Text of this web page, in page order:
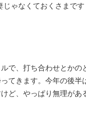
ゃなくておくさまで
で、打ち合わせとか
てきます。今年の後
ど、やっぱり無理があ